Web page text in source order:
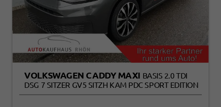
VOLKSWAGEN CADDY MAXI BASIS 2.0 TDI
DSG 7 SITZER GV5 SITZH KAM PDC SPORT EDITION